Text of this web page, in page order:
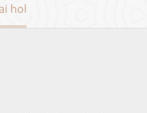
hol